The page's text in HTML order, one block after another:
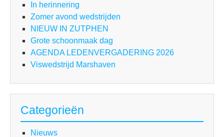
In herinnering
Zomer avond wedstrijden
NIEUW IN ZUTPHEN
Grote schoonmaak dag
AGENDA LEDENVERGADERING 2026
Viswedstrijd Marshaven
Categorieën
Nieuws